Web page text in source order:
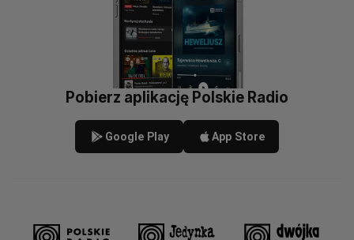
Pobierz aplikację Polskie Radio
Google Play App Store